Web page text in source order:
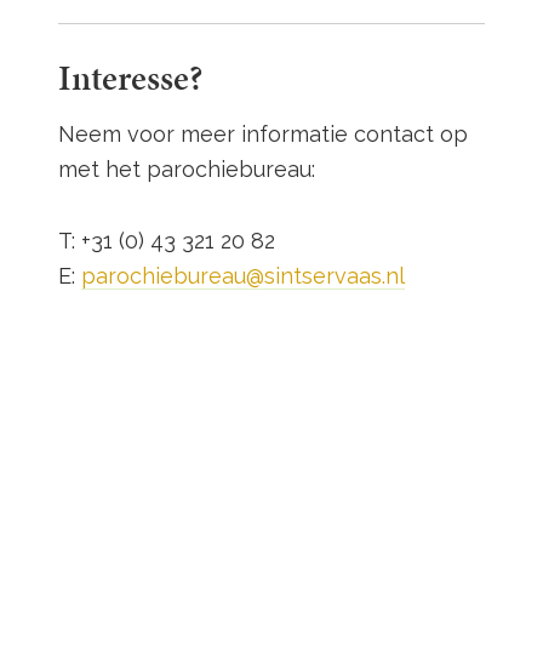
Interesse?
Neem voor meer informatie contact op
met het parochiebureau:
T: +31 (0) 43 321 20 82
E: parochiebureau@sintservaas.nl